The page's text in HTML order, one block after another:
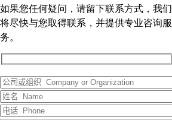
如果您任何疑问，请留下联系方式，我们
将尽快与您取得联系，并提供专业咨询服
务。